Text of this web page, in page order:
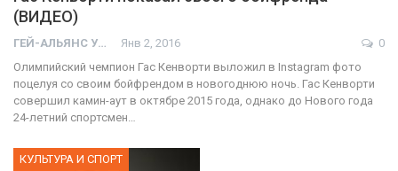
(ВИДЕО)
ГЕЙ-АЛЬЯНС УКРАИНА Янв 2, 2016
0
Олимпийский чемпион Гас Кенворти выложил в Instagram фото
поцелуя со своим бойфрендом в новогоднюю ночь. Гас Кенворти
совершил камин-аут в октябре 2015 года, однако до Нового года
24-летний спортсмен…
КУЛЬТУРА И СПОРТ